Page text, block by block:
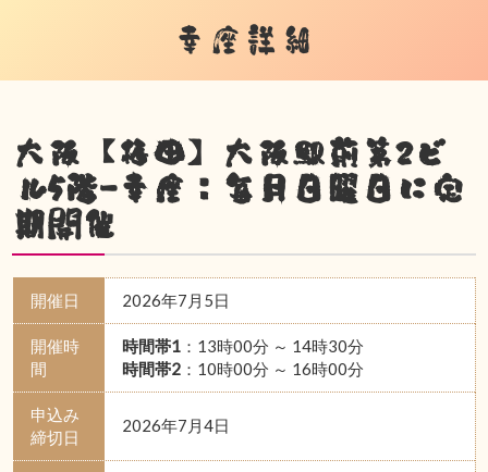
幸座詳細
大阪【梅田】大阪駅前第2ビ
ル5階-幸座：毎月日曜日に定
期開催
開催日 2026年7月5日
開催時
間
時間帯1：13時00分 ～ 14時30分
時間帯2：10時00分 ～ 16時00分
申込み
締切日
2026年7月4日